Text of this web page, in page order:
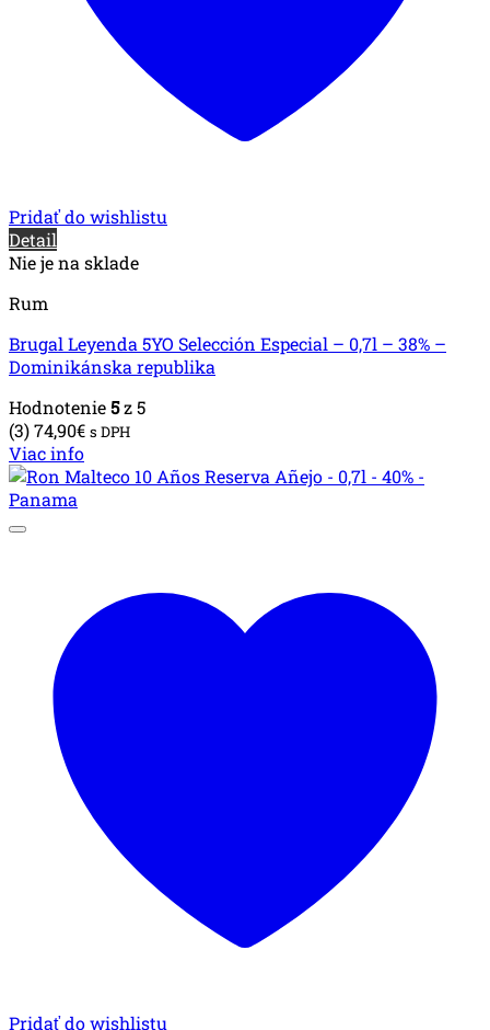
Pridať do wishlistu
Detail
Nie je na sklade
Rum
Brugal Leyenda 5YO Selección Especial – 0,7l – 38% –
Dominikánska republika
Hodnotenie5z 5
(3)74,90€ s DPH
Viac info
Pridať do wishlistu